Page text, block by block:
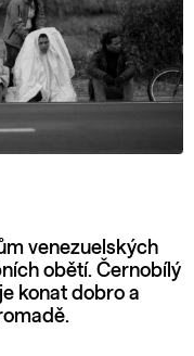
venezuelských
obětí. Černobílý
konat dobro a